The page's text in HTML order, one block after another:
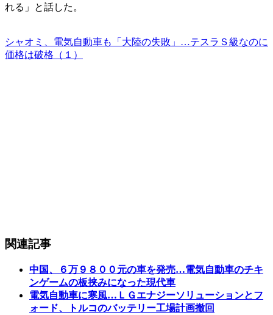
れる」と話した。
シャオミ、電気自動車も「大陸の失敗」…テスラＳ級なのに
価格は破格（１）
関連記事
中国、６万９８００元の車を発売…電気自動車のチキ
ンゲームの板挟みになった現代車
電気自動車に寒風…ＬＧエナジーソリューションとフ
ォード、トルコのバッテリー工場計画撤回